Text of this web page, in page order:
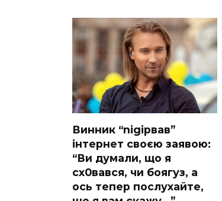
Винник “nіgірвав”
інтернет своєю заявою:
“Ви думали, що я
сх0вався, чи боягуз, а
ось тепер послухайте,